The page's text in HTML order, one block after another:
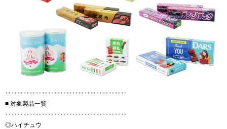
‥‥‥‥‥‥‥‥‥‥‥‥‥‥‥‥‥‥‥‥
■ 対象製品一覧
‥‥‥‥‥‥‥‥‥‥‥‥‥‥‥‥‥‥‥‥
◎ハイチュウ